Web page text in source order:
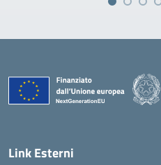
Link Esterni